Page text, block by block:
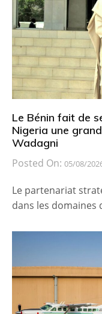
Le Bénin fait de
Nigeria une
Wadagni
Posted On: 05/08/
Le partenariat
dans les domaines